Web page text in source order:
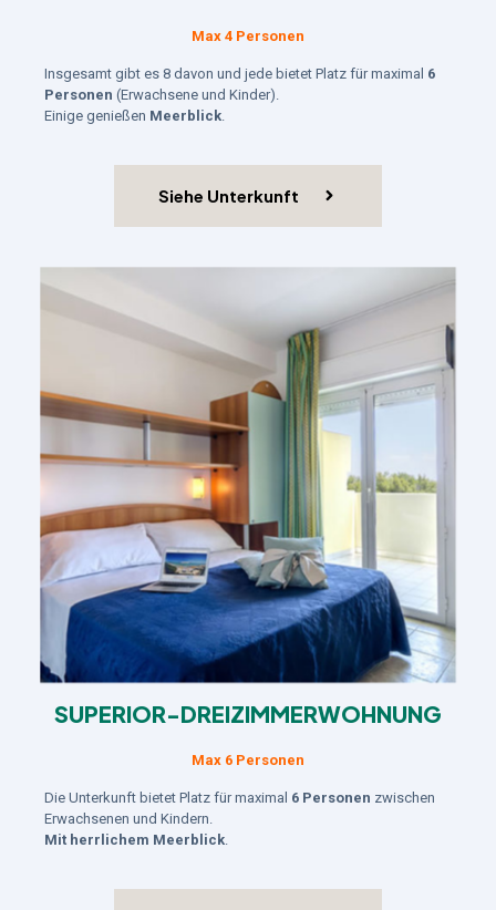
Max 4 Personen
Insgesamt gibt es 8 davon und jede bietet Platz für maximal 6
Personen (Erwachsene und Kinder).
Einige genießen Meerblick
Siehe Unterkunft
SUPERIOR-DREIZIMMERWOHNUNG
Max 6 Personen
Die Unterkunft bietet Platz für maximal 6 Personen zwischen
Erwachsenen und Kindern.
Mit herrlichem Meerblick